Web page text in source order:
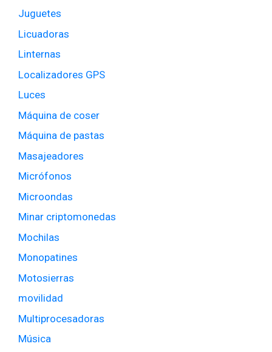
Juguetes
Licuadoras
Linternas
Localizadores GPS
Luces
Máquina de coser
Máquina de pastas
Masajeadores
Micrófonos
Microondas
Minar criptomonedas
Mochilas
Monopatines
Motosierras
movilidad
Multiprocesadoras
Música